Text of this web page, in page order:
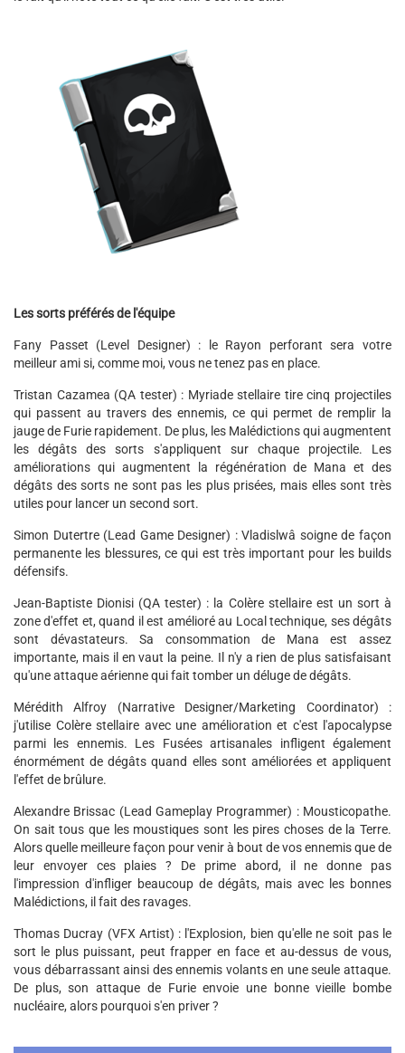
Les sorts préférés de l'équipe
Fany Passet (Level Designer) : le Rayon perforant sera votre
meilleur ami si, comme moi, vous ne tenez pas en place.
Tristan Cazamea (QA tester) : Myriade stellaire tire cinq projectiles
qui passent au travers des ennemis, ce qui permet de remplir la
jauge de Furie rapidement. De plus, les Malédictions qui augmentent
les dégâts des sorts s'appliquent sur chaque projectile. Les
améliorations qui augmentent la régénération de Mana et des
dégâts des sorts ne sont pas les plus prisées, mais elles sont très
utiles pour lancer un second sort.
Simon Dutertre (Lead Game Designer) : Vladislwâ soigne de façon
permanente les blessures, ce qui est très important pour les builds
défensifs.
Jean-Baptiste Dionisi (QA tester) : la Colère stellaire est un sort à
zone d'effet et, quand il est amélioré au Local technique, ses dégâts
sont dévastateurs. Sa consommation de Mana est assez
importante, mais il en vaut la peine. Il n'y a rien de plus satisfaisant
qu'une attaque aérienne qui fait tomber un déluge de dégâts.
Mérédith Alfroy (Narrative Designer/Marketing Coordinator) :
j'utilise Colère stellaire avec une amélioration et c'est l'apocalypse
parmi les ennemis. Les Fusées artisanales infligent également
énormément de dégâts quand elles sont améliorées et appliquent
l'effet de brûlure.
Alexandre Brissac (Lead Gameplay Programmer) : Mousticopathe.
On sait tous que les moustiques sont les pires choses de la Terre.
Alors quelle meilleure façon pour venir à bout de vos ennemis que de
leur envoyer ces plaies ? De prime abord, il ne donne pas
l'impression d'infliger beaucoup de dégâts, mais avec les bonnes
Malédictions, il fait des ravages.
Thomas Ducray (VFX Artist) : l'Explosion, bien qu'elle ne soit pas le
sort le plus puissant, peut frapper en face et au-dessus de vous,
vous débarrassant ainsi des ennemis volants en une seule attaque.
De plus, son attaque de Furie envoie une bonne vieille bombe
nucléaire, alors pourquoi s'en priver ?